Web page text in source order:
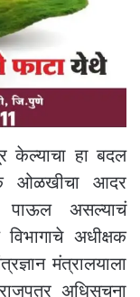
केल्याचा हा बदल
ओळखीचा आदर
पाऊल असल्याचं
अधीक्षक
मंत्रालयाला
अधिसूचना